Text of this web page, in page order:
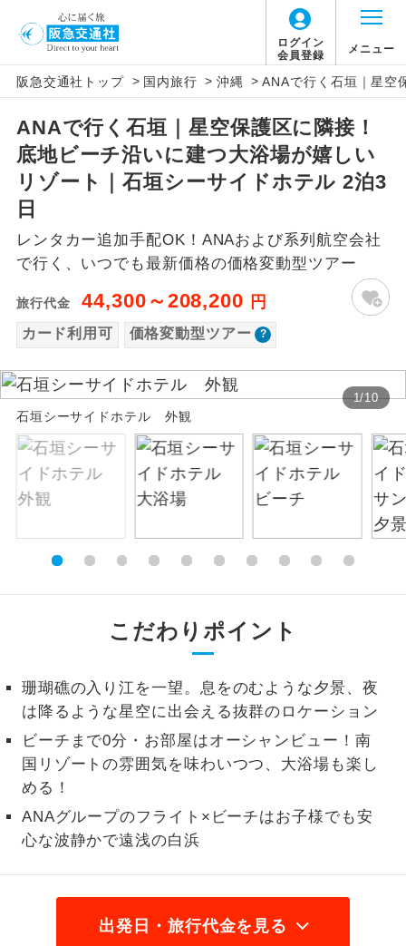
ログイン
会員登録
メニュー
阪急交通社トップ > 国内旅行 > 沖縄 > ANAで行く石垣｜星空
ANAで行く石垣｜星空保護区に隣接！
底地ビーチ沿いに建つ大浴場が嬉しい
リゾート｜石垣シーサイドホテル 2泊3
日
レンタカー追加手配OK！ANAおよび系列航空会社
で行く、いつでも最新価格の価格変動型ツアー
旅行代金 44,300～208,200 円
カード利用可 価格変動型ツアー
1/10
石垣シーサイドホテル 外観
こだわりポイント
珊瑚礁の入り江を一望。息をのむような夕景、夜
は降るような星空に出会える抜群のロケーション
ビーチまで0分・お部屋はオーシャンビュー！南
国リゾートの雰囲気を味わいつつ、大浴場も楽し
める！
ANAグループのフライト×ビーチはお子様でも安
心な波静かで遠浅の白浜
出発日・旅行代金を見る
アイコン 説明
添乗員同行
往路出発空港（駅）から復路到着空港
（駅）まで同行します。
現地添乗員同
行
バスガイド乗
バスガイドが乗務し、車内での観光案内
新コース 初登場のコースです。
世界遺産
ユネスコに登録されている文化遺産や自
然遺産を訪ねるコースです。
絶景 絶景スポットに立ち寄るコースです。
温泉地にも宿泊するコースです。
露天風呂
ご宿泊ホテルに露天風呂が付いていま
す。
大浴場
全てのお食事が付いていますので、お食
く）
お部屋にてゆっくりとお召し上がりいた
だけます。
トラベルイヤ
ホン
1名様催行
1名様から出発可能な個人型プランで
2名様から出発可能な個人型プランで
す。
「価格変動型ツアー」に関するご案内
価格変動型ツアーとは
航空会社が設定する「個人包括旅行運
お申し込み時期・ご利用便の空席状況に
よって料金が変動いたします。
以下の注意事項をあらかじめご了承いただき
ますようお願いいたします。
お支払いについて
お支払いは、クレジットカード決済のみとな
ります。
お申し込みの最後にクレジットカード決済を
していただき、決済手続き完了をもちまし
ご予約方法について
ンター及びカウンターでのお申し込みはでき